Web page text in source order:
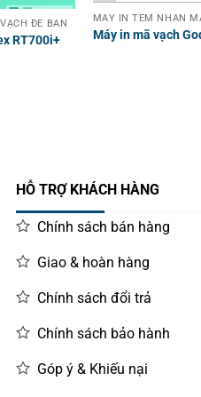
ĐỂ BÀN
RT700i+
MÁY IN TEM NHÃN
Máy in mã vạch
HỖ TRỢ KHÁCH HÀNG
Chính sách bán hàng
Giao & hoàn hàng
Chính sách đổi trả
Chính sách bảo hành
Góp ý & Khiếu nại